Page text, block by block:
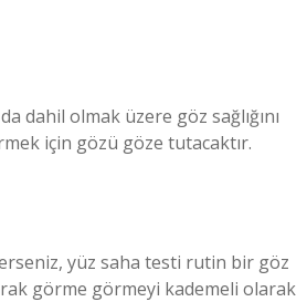
dahil olmak üzere göz sağlığını
için gözü göze tutacaktır.
yüz saha testi rutin bir göz
görme görmeyi kademeli olarak